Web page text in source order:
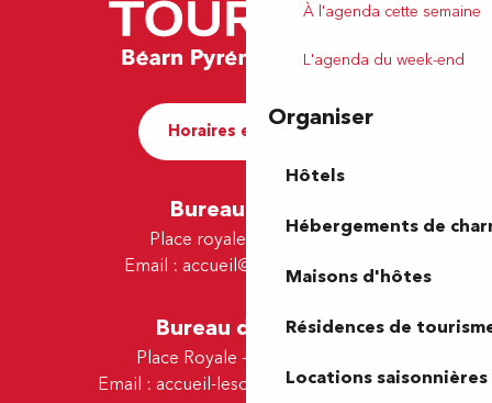
À l'agenda cette semaine
L'agenda du week-end
Organiser
Hôtels
Hébergements de
Maisons d'hôtes
Résidences de
Locations saisonnières
Horaires et contact
Bureau de Pau
Place royale - 64000 Pau
Email : accueil@tourismepau.fr
Bureau de Lescar
Place Royale - 64230 Lescar
Email : accueil-lescar@tourismepau.fr